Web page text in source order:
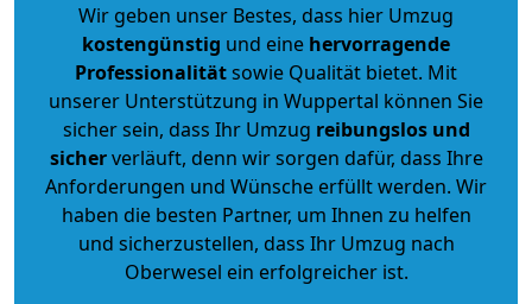
Wir geben unser Bestes, dass hier Umzug
kostengünstig und eine hervorragende
Professionalitätsowie Qualität bietet. Mit
unserer Unterstützung in Wuppertal können Sie
sicher sein, dass Ihr Umzug reibungslos und
sicherverläuft, denn wir sorgen dafür, dass Ihre
Anforderungen und Wünsche erfüllt werden. Wir
haben die besten Partner, um Ihnen zu helfen
und sicherzustellen, dass Ihr Umzug nach
Oberwesel ein erfolgreicher ist.